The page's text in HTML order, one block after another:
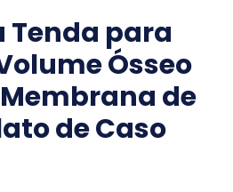
Tenda para
Ósseo
de
de Caso